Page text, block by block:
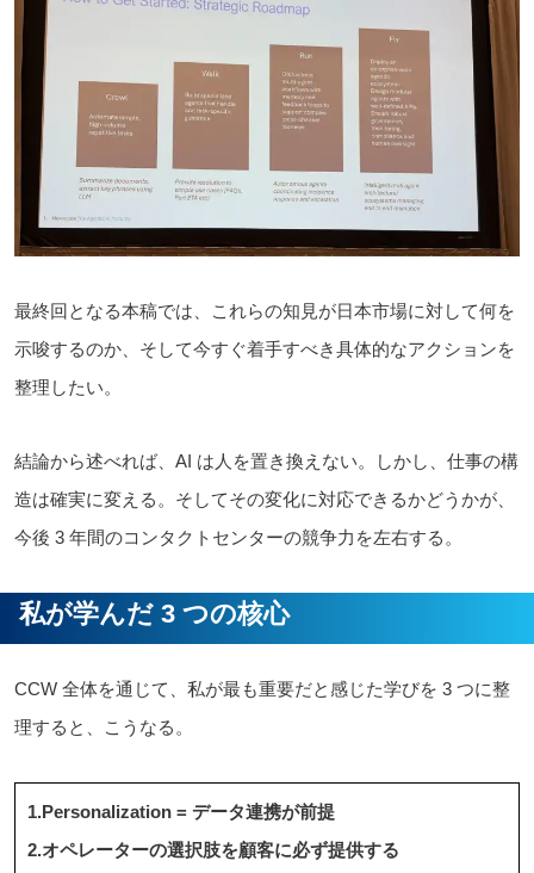
最終回となる本稿では、これらの知見が日本市場に対して何を
示唆するのか、そして今すぐ着手すべき具体的なアクションを
整理したい。
結論から述べれば、AI は人を置き換えない。しかし、仕事の構
造は確実に変える。そしてその変化に対応できるかどうかが、
今後 3 年間のコンタクトセンターの競争力を左右する。
私が学んだ 3 つの核心
CCW 全体を通じて、私が最も重要だと感じた学びを 3 つに整
理すると、こうなる。
1.Personalization = データ連携が前提
2.オペレーターの選択肢を顧客に必ず提供する